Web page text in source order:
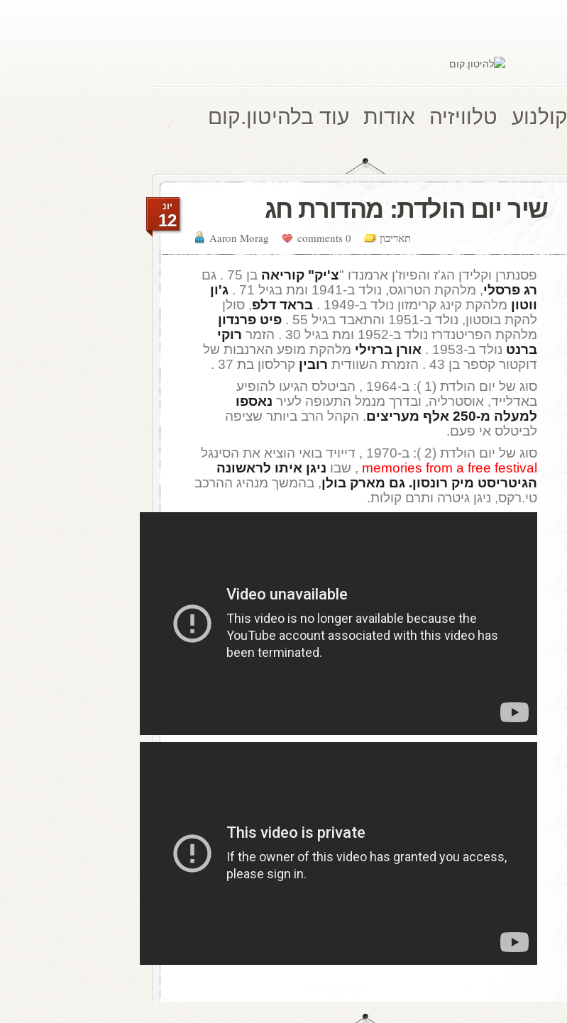
קולנוע טלוויזיה אודות עוד בלהיטון.קום
שיר יום הולדת: מהדורת חג
Aaron Morag 0 comments תאריכון
יונ
12
פסנתרן וקלידן הג'ז והפיוז'ן ארמנדו "צ'יק" קוריאה בן 75 . גם
רג פרסלי, מלהקת הטרוגס, נולד ב-1941 ומת בגיל 71 .
ג'ון
ווטון מלהקת קינג קרימזון נולד ב-1949 . בראד דלפ, סולן
להקת בוסטון, נולד ב-1951 והתאבד בגיל 55 .
פיט פרנדון
מלהקת הפריטנדרז נולד ב-1952 ומת בגיל 30 . הזמר
רוקי
ברנט נולד ב-1953 . אורן ברזילי מלהקת מופע הארנבות של
דוקטור קספר בן 43 . הזמרת השוודית
רובין קרלסון בת 37 .
סוג של יום הולדת (1 ): ב-1964 , הביטלס הגיעו להופיע
באדלייד, אוסטרליה, ובדרך מנמל התעופה לעיר נאספו
למעלה מ-250 אלף מעריצים
. הקהל הרב ביותר שציפה
לביטלס אי פעם.
סוג של יום הולדת (2 ): ב-1970 , דייויד בואי הוציא את הסינגל
memories from a free festival , שבו ניגן איתו לראשונה
הגיטריסט מיק רונסון. גם מארק בולן, בהמשך מנהיג ההרכב
טי.רקס, ניגן גיטרה ותרם קולות.